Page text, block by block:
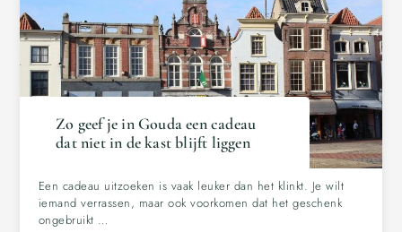
Zo geef je in Gouda een cadeau
dat niet in de kast blijft liggen
Een cadeau uitzoeken is vaak leuker dan het klinkt. Je wilt
iemand verrassen, maar ook voorkomen dat het geschenk
ongebruikt …